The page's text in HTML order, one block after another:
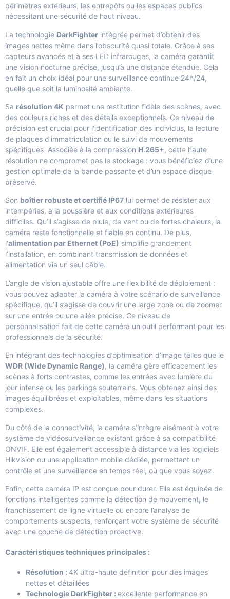
périmètres extérieurs, les entrepôts ou les espaces publics
nécessitant une sécurité de haut niveau.
La technologie DarkFighter intégrée permet d’obtenir des
images nettes même dans l’obscurité quasi totale. Grâce à ses
capteurs avancés et à ses LED infrarouges, la caméra garantit
une vision nocturne précise, jusqu’à une distance étendue. Cela
en fait un choix idéal pour une surveillance continue 24h/24,
quelle que soit la luminosité ambiante.
Sa résolution 4K permet une restitution fidèle des scènes, avec
des couleurs riches et des détails exceptionnels. Ce niveau de
précision est crucial pour l’identification des individus, la lecture
de plaques d’immatriculation ou le suivi de mouvements
spécifiques. Associée à la compression H.265+, cette haute
résolution ne compromet pas le stockage : vous bénéficiez d’une
gestion optimale de la bande passante et d’un espace disque
préservé.
Son boîtier robuste et certifié IP67 lui permet de résister aux
intempéries, à la poussière et aux conditions extérieures
difficiles. Qu’il s’agisse de pluie, de vent ou de fortes chaleurs, la
caméra reste fonctionnelle et fiable en continu. De plus,
l’alimentation par Ethernet (PoE) simplifie grandement
l’installation, en combinant transmission de données et
alimentation via un seul câble.
L’angle de vision ajustable offre une flexibilité de déploiement :
vous pouvez adapter la caméra à votre scénario de surveillance
spécifique, qu’il s’agisse de couvrir une large zone ou de zoomer
sur une entrée ou une allée précise. Ce niveau de
personnalisation fait de cette caméra un outil performant pour les
professionnels de la sécurité.
En intégrant des technologies d’optimisation d’image telles que le
WDR (Wide Dynamic Range), la caméra gère efficacement les
scènes à forts contrastes, comme les entrées avec lumière du
jour intense ou les parkings souterrains. Vous obtenez ainsi des
images équilibrées et exploitables, même dans les situations
complexes.
Du côté de la connectivité, la caméra s’intègre aisément à votre
système de vidéosurveillance existant grâce à sa compatibilité
ONVIF. Elle est également accessible à distance via les logiciels
Hikvision ou une application mobile dédiée, permettant un
contrôle et une surveillance en temps réel, où que vous soyez.
Enfin, cette caméra IP est conçue pour durer. Elle est équipée de
fonctions intelligentes comme la détection de mouvement, le
franchissement de ligne virtuelle ou encore l’analyse de
comportements suspects, renforçant votre système de sécurité
avec une couche de détection proactive.
Caractéristiques techniques principales :
Résolution : 4K ultra-haute définition pour des images
nettes et détaillées
Technologie DarkFighter : excellente performance en